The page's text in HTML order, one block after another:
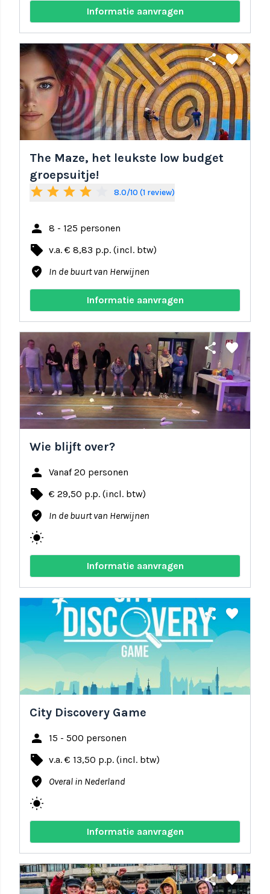
Informatie aanvragen
share favorite
The Maze, het leukste low budget
groepsuitje!
star star star star 8.0/10 (1 review)
person 8 - 125 personen
local_offer v.a. € 8,83 p.p. (incl. btw)
where_to_vote In de buurt van Herwijnen
Informatie aanvragen
share favorite
Wie blijft over?
person Vanaf 20 personen
local_offer € 29,50 p.p. (incl. btw)
where_to_vote In de buurt van Herwijnen
wb_sunny
Informatie aanvragen
share favorite
City Discovery Game
person 15 - 500 personen
local_offer v.a. € 13,50 p.p. (incl. btw)
where_to_vote Overal in Nederland
wb_sunny
Informatie aanvragen
share favorite